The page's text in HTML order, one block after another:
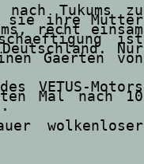
Tukums zu
sie ihre Mutter
recht einsam
ist
Nur
Gaerten von
VETUS-Motors
Mal nach 10
wolkenloser